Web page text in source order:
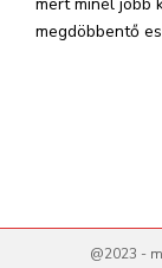
megdöbbentő
@2023 -